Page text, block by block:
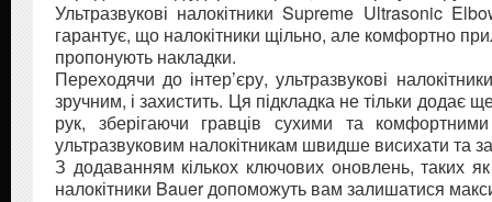
Ультразвукові налокітники Supreme Ultrasonic
гарантує, що налокітники щільно, але комфортно
пропонують накладки.
Переходячи до інтер’єру, ультразвукові
зручним, і захистить. Ця підкладка не тільки додає
рук, зберігаючи гравців сухими та
ультразвуковим налокітникам швидше висихати та
З додаванням кількох ключових оновлень, таких
налокітники Bauer допоможуть вам залишатися